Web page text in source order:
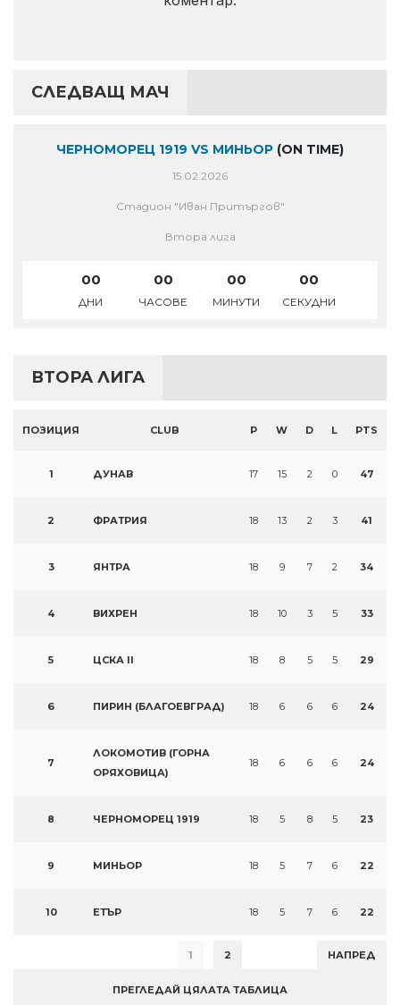
СЛЕДВАЩ МАЧ
ЧЕРНОМОРЕЦ 1919 VS МИНЬОР (ON TIME)
15.02.2026
Стадион "Иван Притъргов"
Втора лига
00
ДНИ
00
ЧАСОВЕ
00
МИНУТИ
00
СЕКУДНИ
ВТОРА ЛИГА
ПОЗИЦИЯ CLUB P W D L PTS
1 ДУНАВ 17 15 2 0 47
2 ФРАТРИЯ 18 13 2 3 41
3 ЯНТРА 18 9 7 2 34
4 ВИХРЕН 18 10 3 5 33
5 ЦСКА II 18 8 5 5 29
6 ПИРИН (БЛАГОЕВГРАД) 18 6 6 6 24
7
ЛОКОМОТИВ (ГОРНА
ОРЯХОВИЦА)
18 6 6 6 24
8 ЧЕРНОМОРЕЦ 1919 18 5 8 5 23
9 МИНЬОР 18 5 7 6 22
10 ЕТЪР 18 5 7 6 22
1 2 НАПРЕД
ПРЕГЛЕДАЙ ЦЯЛАТА ТАБЛИЦА